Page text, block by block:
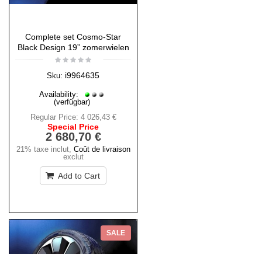
Complete set Cosmo-Star
Black Design 19” zomerwielen
Sku: i9964635
Availability:
(verfügbar)
Regular Price: 4 026,43 €
Special Price
2 680,70 €
21% taxe inclut, Coût de livraison
exclut
Add to Cart
SALE